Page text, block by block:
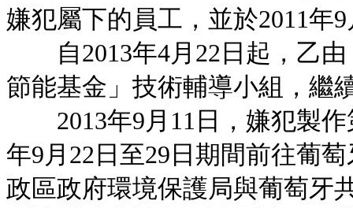
嫌犯屬下的員工，並於2011年
自2013年4月22日起，乙由
節能基金」技術輔導小組，繼
2013年9月11日，嫌犯製作
年9月22日至29日期間前往葡
政區政府環境保護局與葡萄牙